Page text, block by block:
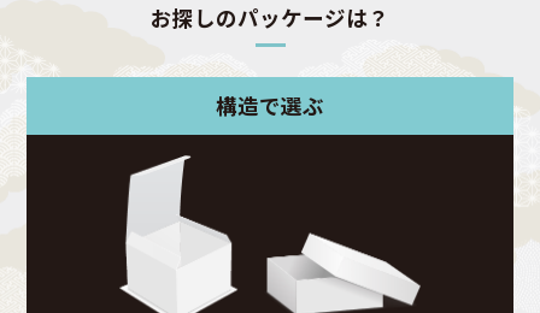
お探しのパッケージは？
構造で選ぶ